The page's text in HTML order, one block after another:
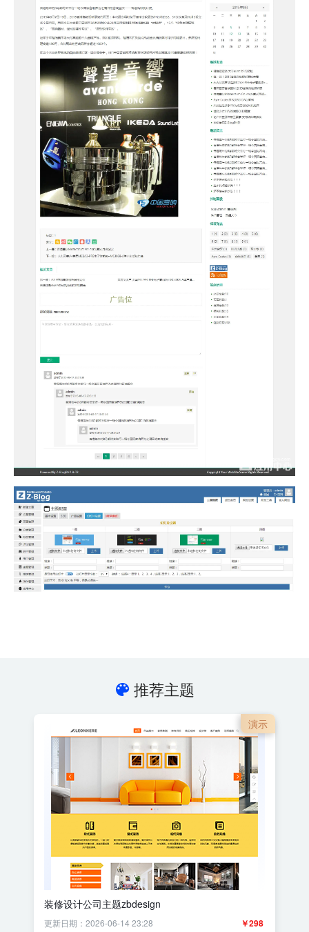
推荐主题
演示
装修设计公司主题zbdesign
￥298
更新日期：2026-06-14 23:28